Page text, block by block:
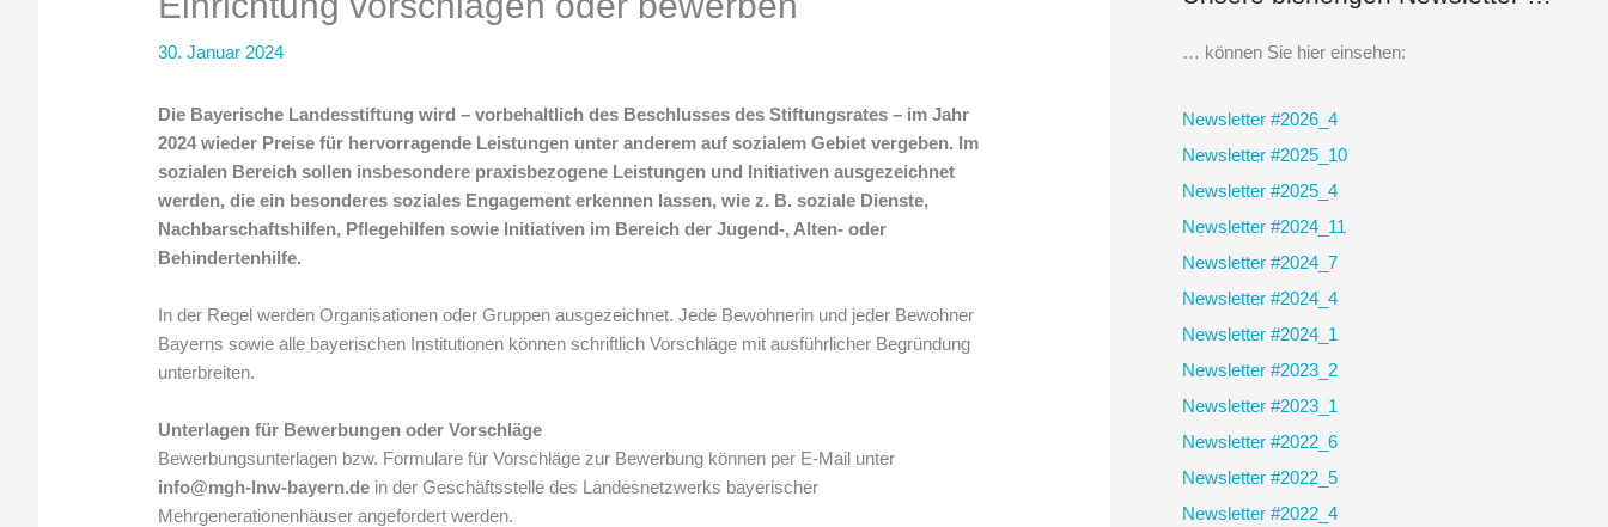
30. Januar 2024
Die Bayerische Landesstiftung wird – vorbehaltlich des Beschlusses des Stiftungsrates – im Jahr
2024 wieder Preise für hervorragende Leistungen unter anderem auf sozialem Gebiet vergeben. Im
sozialen Bereich sollen insbesondere praxisbezogene Leistungen und Initiativen ausgezeichnet
werden, die ein besonderes soziales Engagement erkennen lassen, wie z. B. soziale Dienste,
Nachbarschaftshilfen, Pflegehilfen sowie Initiativen im Bereich der Jugend-, Alten- oder
Behindertenhilfe.
In der Regel werden Organisationen oder Gruppen ausgezeichnet. Jede Bewohnerin und jeder Bewohner
Bayerns sowie alle bayerischen Institutionen können schriftlich Vorschläge mit ausführlicher Begründung
unterbreiten.
Unterlagen für Bewerbungen oder Vorschläge
Bewerbungsunterlagen bzw. Formulare für Vorschläge zur Bewerbung können per E-Mail unter
info@mgh-lnw-bayern.de in der Geschäftsstelle des Landesnetzwerks bayerischer
Mehrgenerationenhäuser angefordert werden.
n
a
c
h
:
… können Sie hier einsehen:
Newsletter #2026_4
Newsletter #2025_10
Newsletter #2025_4
Newsletter #2024_11
Newsletter #2024_7
Newsletter #2024_4
Newsletter #2024_1
Newsletter #2023_2
Newsletter #2023_1
Newsletter #2022_6
Newsletter #2022_5
Newsletter #2022_4